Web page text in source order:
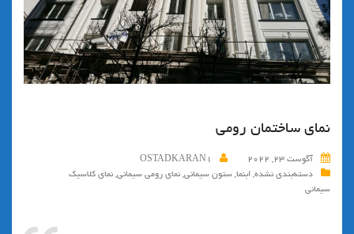
نمای ساختمان رومی
آگوست 23, 2022
OSTADKARAN1
دسته‌بندی نشده,ابنما, ستون سیمانی,نمای رومی سیمانی,نمای کلاسیک
سیمانی